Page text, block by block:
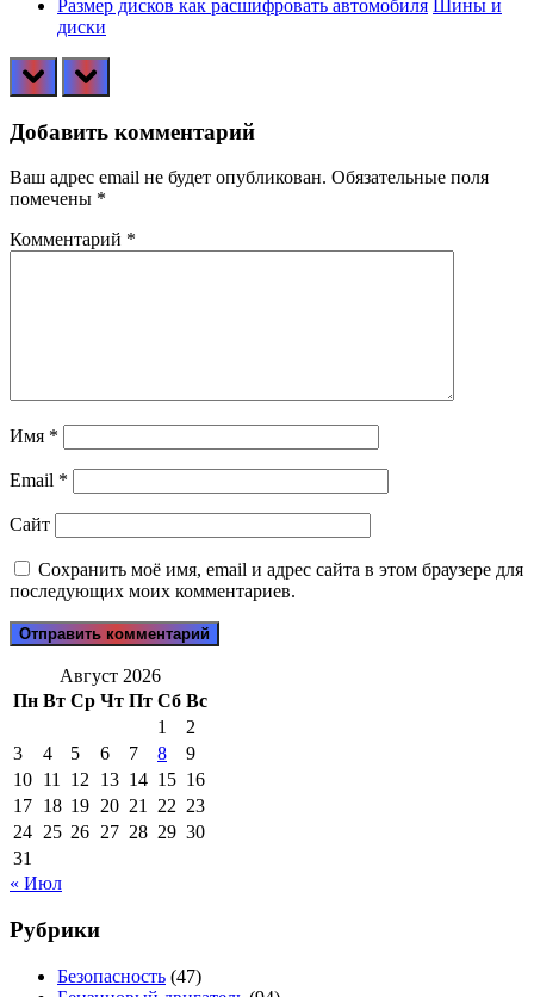
Размер дисков как расшифровать автомобиля
Шины и
диски
prev next
Добавить комментарий
Ваш адрес email не будет опубликован. Обязательные поля
помечены *
Комментарий *
Имя *
Email *
Сайт
Сохранить моё имя, email и адрес сайта в этом браузере для
последующих моих комментариев.
Август 2026
Пн Вт Ср Чт Пт Сб Вс
1
2
3
4 5 6 7 8
9
10 11 12 13 14 15 16
17 18 19 20 21 22 23
24 25 26 27 28 29 30
31
« Июл
Рубрики
Безопасность (47)